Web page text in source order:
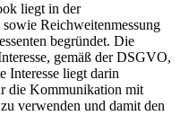
liegt in der
Reichweitenmessung
begründet. Die
gemäß der DSGVO,
Interesse liegt darin
die Kommunikation mit
verwenden und damit den